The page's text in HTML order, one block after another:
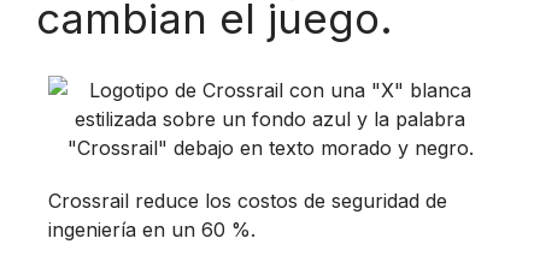
cambian el juego.
Crossrail reduce los costos de seguridad de
ingeniería en un 60 %.